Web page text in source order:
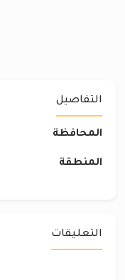
التفاصيل
المحافظة
المنطقة
التعليقات